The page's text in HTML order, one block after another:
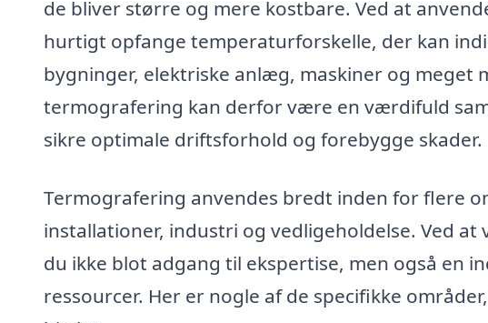
de bliver større og mere kostbare. Ved at
hurtigt opfange temperaturforskelle, der kan
bygninger, elektriske anlæg, maskiner og meget
termografering kan derfor være en værdifuld
sikre optimale driftsforhold og forebygge skader.
Termografering anvendes bredt inden for flere
installationer, industri og vedligeholdelse. Ved
du ikke blot adgang til ekspertise, men også en
ressourcer. Her er nogle af de specifikke